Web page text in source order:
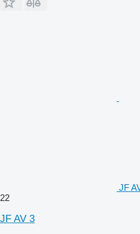
JF
22
JF AV 3